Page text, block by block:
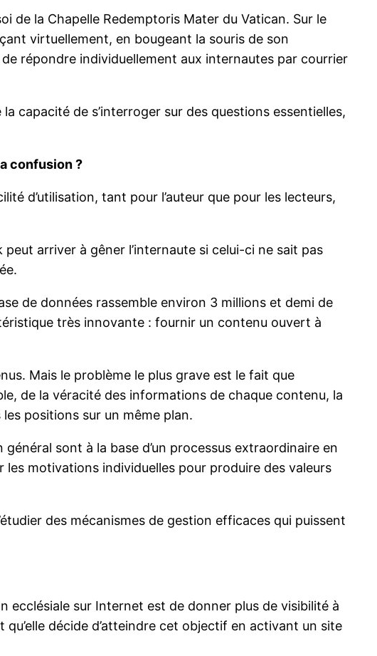
de la Chapelle Redemptoris Mater du Vatican. Sur le
virtuellement, en bougeant la souris de son
répondre individuellement aux internautes par courrier
capacité de s’interroger sur des questions essentielles,
confusion ?
d’utilisation, tant pour l’auteur que pour les lecteurs,
arriver à gêner l’internaute si celui-ci ne sait pas
de données rassemble environ 3 millions et demi de
très innovante : fournir un contenu ouvert à
Mais le problème le plus grave est le fait que
de la véracité des informations de chaque contenu, la
positions sur un même plan.
sont à la base d’un processus extraordinaire en
motivations individuelles pour produire des valeurs
des mécanismes de gestion efficaces qui puissent
ecclésiale sur Internet est de donner plus de visibilité à
décide d’atteindre cet objectif en activant un site